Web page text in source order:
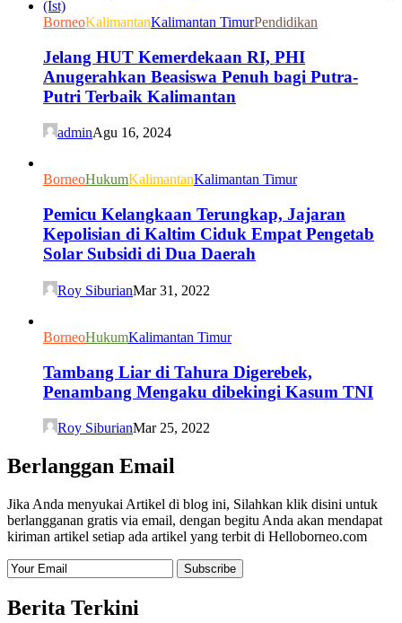
BorneoKalimantanKalimantan TimurPendidikan
Jelang HUT Kemerdekaan RI, PHI
Anugerahkan Beasiswa Penuh bagi Putra-
Putri Terbaik Kalimantan
adminAgu 16, 2024
BorneoHukumKalimantanKalimantan Timur
Pemicu Kelangkaan Terungkap, Jajaran
Kepolisian di Kaltim Ciduk Empat Pengetab
Solar Subsidi di Dua Daerah
Roy SiburianMar 31, 2022
BorneoHukumKalimantan Timur
Tambang Liar di Tahura Digerebek,
Penambang Mengaku dibekingi Kasum TNI
Roy SiburianMar 25, 2022
Berlanggan Email
Jika Anda menyukai Artikel di blog ini, Silahkan klik disini untuk
berlangganan gratis via email, dengan begitu Anda akan mendapat
kiriman artikel setiap ada artikel yang terbit di Helloborneo.com
Berita Terkini